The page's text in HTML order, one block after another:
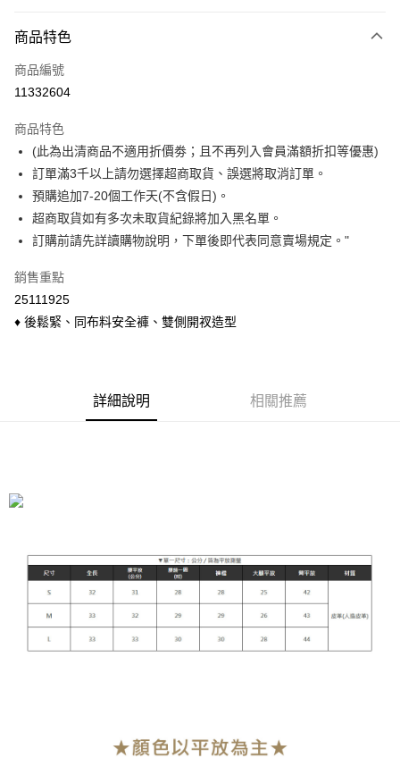
信用卡一次付款
信用卡分期付款
合作金庫商業銀行
華南商業銀行
彰化商業銀行
上海商業儲蓄銀行
台北富邦商業銀行
國泰世華商業銀行
兆豐國際商業銀行
臺灣中小企業銀行
台中商業銀行
匯豐（台灣）商業銀行
華泰商業銀行
聯邦商業銀行
遠東國際商業銀行
元大商業銀行
台新國際商業銀行
台灣樂天信用卡公司
6 期 0 利率 每期
華南商業銀行
彰化商業銀行
上海商業儲蓄銀行
台北富邦商業銀行
國泰世華商業銀行
兆豐國際商業銀行
臺灣中小企業銀行
台中商業銀行
聯邦商業銀行
元大商業銀行
玉山商業銀行
星展（台灣）商業銀行
超商取貨付款
LINE Pay
Apple Pay
悠遊付
Google Pay
付款後全家取貨
萊爾富付款取貨
每筆NT$90，滿NT$899(含以上)免運費
付款後萊爾富取貨
每筆NT$90，滿NT$899(含以上)免運費
每筆NT$90，滿NT$899(含以上)免運費
商品特色
商品編號
11332604
商品特色
(此為出清商品不適用折價劵；且不再列入會員滿額折扣等優惠)
訂單滿3千以上請勿選擇超商取貨、誤選將取消訂單。
預購追加7-20個工作天(不含假日)。
超商取貨如有多次未取貨紀錄將加入黑名單。
訂購前請先詳讀購物說明，下單後即代表同意賣場規定。"
銷售重點
25111925
♦ 後鬆緊、同布料安全褲、雙側開衩造型
詳細說明 相關推薦